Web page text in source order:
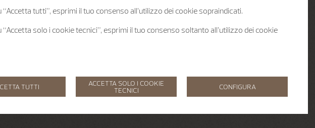
“Accetta tutti”, esprimi il tuo consenso all’utilizzo dei cookie sopraindicati.
“Accetta solo i cookie tecnici”, esprimi il tuo consenso soltanto all’utilizzo dei cookie
TUTTI ACCETTA SOLO I COOKIE
TECNICI CONFIGURA